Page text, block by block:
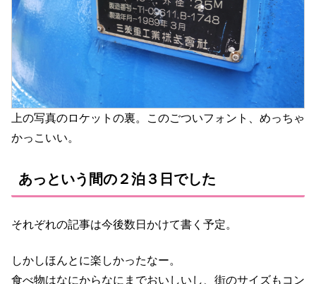
上の写真のロケットの裏。このごついフォント、めっちゃ
かっこいい。
あっという間の２泊３日でした
それぞれの記事は今後数日かけて書く予定。
しかしほんとに楽しかったなー。
食べ物はなにからなにまでおいしいし、街のサイズもコン